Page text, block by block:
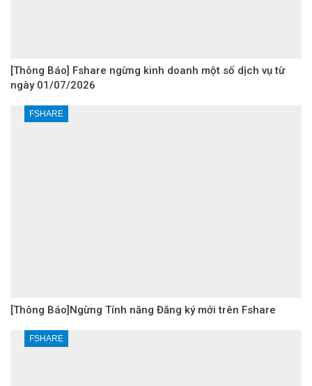
[Thông Báo] Fshare ngừng kinh doanh một số dịch vụ từ
ngày 01/07/2026
FSHARE
[Thông Báo]Ngừng Tính năng Đăng ký mới trên Fshare
FSHARE